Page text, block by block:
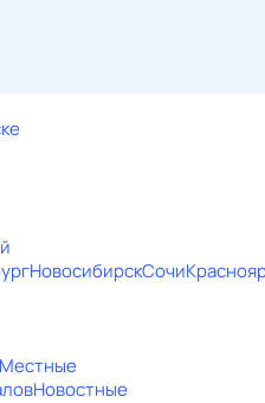
НовосибирскСочи
Местные
Новостные